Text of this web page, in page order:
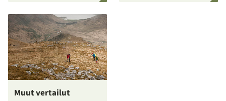
Muut vertailut